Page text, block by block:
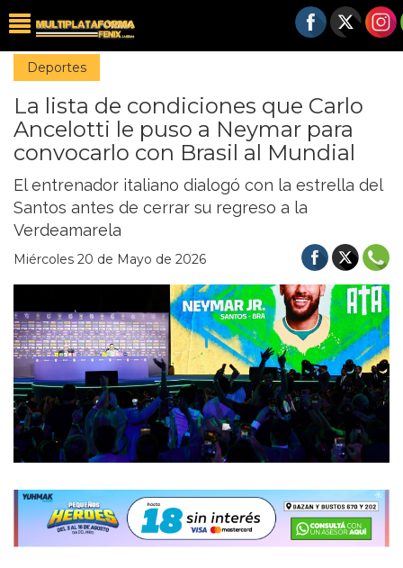
Deportes
La lista de condiciones que Carlo
Ancelotti le puso a Neymar para
convocarlo con Brasil al Mundial
El entrenador italiano dialogó con la estrella del
Santos antes de cerrar su regreso a la
Verdeamarela
Miércoles 20 de Mayo de 2026